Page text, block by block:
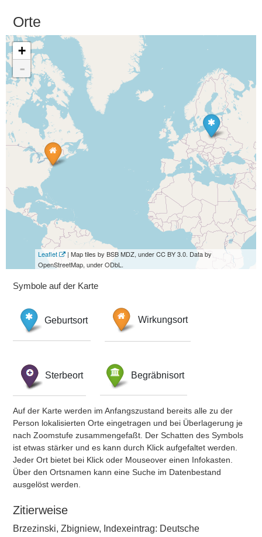
Orte
+
-
Leaflet
| Map tiles by BSB MDZ, under CC BY 3.0. Data by
OpenStreetMap, under ODbL.
Symbole auf der Karte
Geburtsort Wirkungsort
Sterbeort Begräbnisort
Auf der Karte werden im Anfangszustand bereits alle zu der
Person lokalisierten Orte eingetragen und bei Überlagerung je
nach Zoomstufe zusammengefaßt. Der Schatten des Symbols
ist etwas stärker und es kann durch Klick aufgefaltet werden.
Jeder Ort bietet bei Klick oder Mouseover einen Infokasten.
Über den Ortsnamen kann eine Suche im Datenbestand
ausgelöst werden.
Zitierweise
Brzezinski, Zbigniew, Indexeintrag: Deutsche